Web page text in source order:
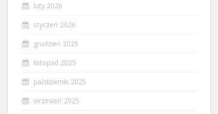
luty 2026
styczeń 2026
grudzień 2025
listopad 2025
październik 2025
wrzesień 2025